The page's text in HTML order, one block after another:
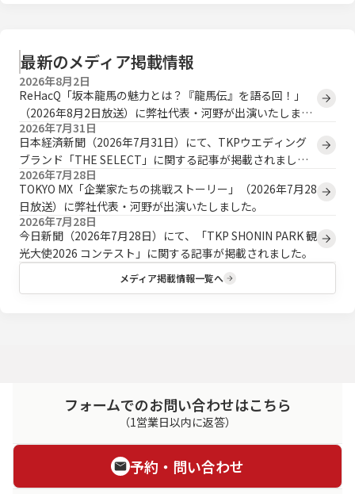
最新のメディア掲載情報
2026年8月2日
ReHacQ「坂本龍馬の魅力とは？『龍馬伝』を語る回！」
（2026年8月2日放送）に弊社代表・河野が出演いたしまし
た。
2026年7月31日
日本経済新聞（2026年7月31日）にて、TKPウエディング
ブランド「THE SELECT」に関する記事が掲載されまし
た。
2026年7月28日
TOKYO MX「企業家たちの挑戦ストーリー」（2026年7月28
日放送）に弊社代表・河野が出演いたしました。
2026年7月28日
今日新聞（2026年7月28日）にて、「TKP SHONIN PARK 観
光大使2026 コンテスト」に関する記事が掲載されました。
メディア掲載情報一覧へ
フォームでのお問い合わせはこちら
（1営業日以内に返答）
予約・問い合わせ